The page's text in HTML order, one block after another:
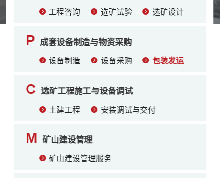
工程咨询 选矿试验 选矿设计
P 成套设备制造与物资采购
设备制造 设备采购 包装发运
C 选矿工程施工与设备调试
土建工程 安装调试与交付
M 矿山建设管理
矿山建设管理服务